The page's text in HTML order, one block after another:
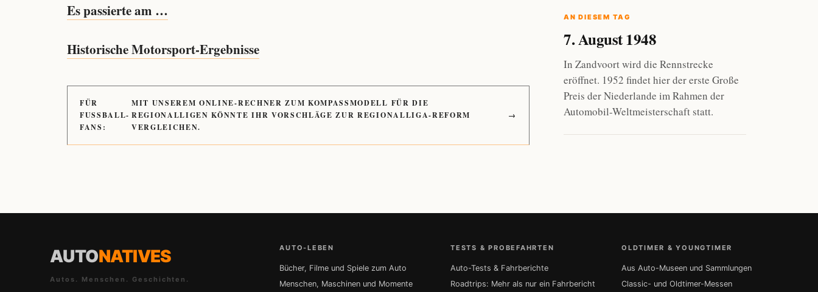
Es passierte am …
Historische Motorsport-Ergebnisse
FÜR
FUSSBALL-
FANS:
MIT UNSEREM ONLINE-RECHNER ZUM KOMPASSMODELL FÜR DIE
REGIONALLIGEN KÖNNTE IHR VORSCHLÄGE ZUR REGIONALLIGA-REFORM
VERGLEICHEN.
→
AN DIESEM TAG
7. August 1948
In Zandvoort wird die Rennstrecke
eröffnet. 1952 findet hier der erste Große
Preis der Niederlande im Rahmen der
Automobil-Weltmeisterschaft statt.
AUTONATIVES
Autos. Menschen. Geschichten.
AUTO-LEBEN
Bücher, Filme und Spiele zum Auto
Menschen, Maschinen und Momente
TESTS & PROBEFAHRTEN
Auto-Tests & Fahrberichte
Roadtrips: Mehr als nur ein Fahrbericht
OLDTIMER & YOUNGTIMER
Aus Auto-Museen und Sammlungen
Classic- und Oldtimer-Messen